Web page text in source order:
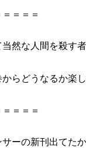
＝＝＝
然な人間を殺す
らどうなるか楽し
＝＝＝
ーの新刊出てた